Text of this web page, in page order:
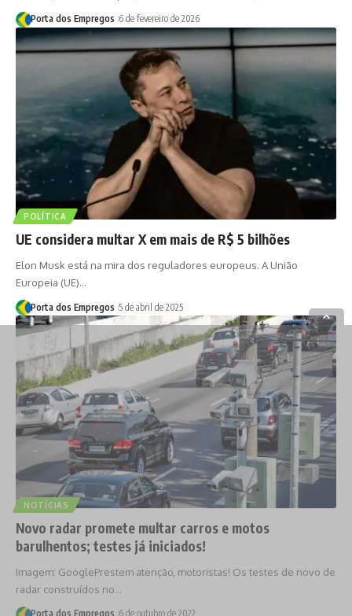
Porta dos Empregos 6 de fevereiro de 2026
POLÍTICA
UE considera multar X em mais de R$ 5 bilhões
Elon Musk está na mira dos reguladores europeus. A União
Europeia (UE)…
Porta dos Empregos 5 de abril de 2025
NOTÍCIAS
Novo radar promete multar carros e motos
barulhentos; testes já iniciados!
Imagem: GooglePrestem atenção, motoristas! Os testes de novo de
radar construídos no…
Porta dos Empregos 6 de outubro de 2022